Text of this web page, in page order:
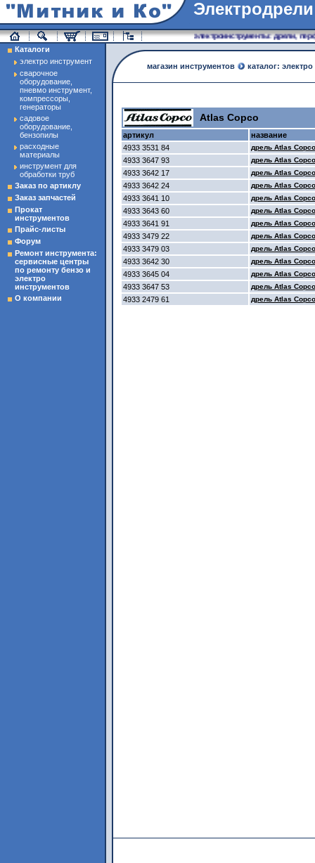
Электродрели
электроинструменты: дрели,
магазин инструменты
магазин инструментов каталог:
Atlas Copco
артикул
название
4933 3531 84
дрель Atlas
4933 3647 93 дрель Atlas
4933 3642 17 дрель Atlas
4933 3642 24 дрель Atlas
4933 3641 10 дрель Atlas
4933 3643 60 дрель Atlas
4933 3641 91 дрель Atlas
4933 3479 22 дрель Atlas
4933 3479 03 дрель Atlas
4933 3642 30 дрель Atlas
4933 3645 04 дрель Atlas
4933 3647 53 дрель Atlas
4933 2479 61 дрель Atlas
Каталоги
электро инструмент
сварочное
оборудование,
пневмо инструмент,
компрессоры,
генераторы
садовое
оборудование,
бензопилы
расходные
материалы
инструмент для
обработки труб
Заказ по артиклу
Заказ запчастей
Прокат
инструментов
Прайс-листы
Форум
Ремонт инструмента:
сервисные центры
по ремонту бензо и
электро
инструментов
О компании